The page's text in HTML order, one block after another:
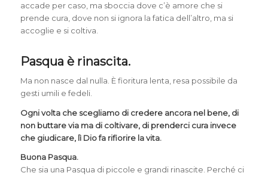
accade per caso, ma sboccia dove c’è amore che si
prende cura, dove non si ignora la fatica dell’altro, ma si
accoglie e si coltiva.
Pasqua è rinascita.
Ma non nasce dal nulla. È fioritura lenta, resa possibile da
gesti umili e fedeli.
Ogni volta che scegliamo di credere ancora nel bene, di
non buttare via ma di coltivare, di prenderci cura invece
che giudicare, lì Dio fa rifiorire la vita.
Buona Pasqua.
Che sia una Pasqua di piccole e grandi rinascite. Perché ci